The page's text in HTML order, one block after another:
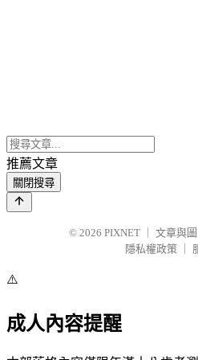
推薦文章
關閉搜尋
© 2026 PIXNET
文章與
隱私權政策
⚠️
成人內容提醒